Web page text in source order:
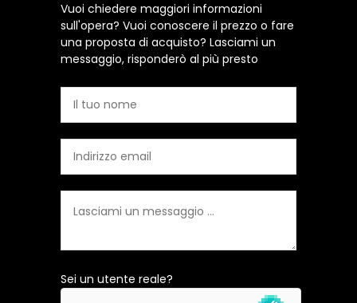
Vuoi chiedere maggiori informazioni
sull'opera? Vuoi conoscere il prezzo o fare
una proposta di acquisto? Lasciami un
messaggio, risponderò al più presto
Sei un utente reale?